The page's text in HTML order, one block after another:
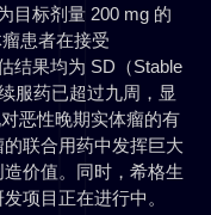
目标剂量 200 mg 的
患者在接受
结果均为 SD（Stable
服药已超过九周，显
恶性晚期实体瘤的有
联合用药中发挥巨大
价值。同时，希格生
项目正在进行中。